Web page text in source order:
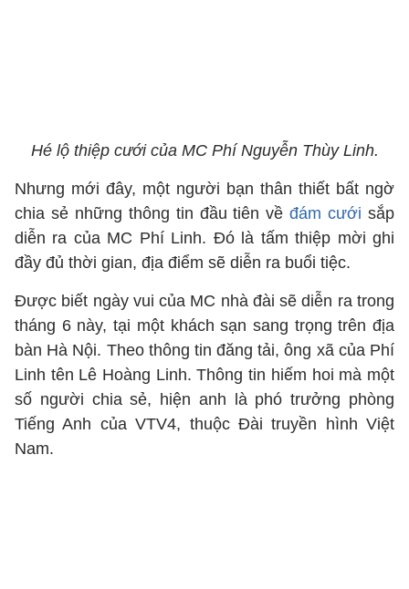
Hé lộ thiệp cưới của MC Phí Nguyễn Thùy Linh.
Nhưng mới đây, một người bạn thân thiết bất ngờ
chia sẻ những thông tin đầu tiên vềđám cưới sắp
diễn ra của MC Phí Linh. Đó là tấm thiệp mời ghi
đầy đủ thời gian, địa điểm sẽ diễn ra buổi tiệc.
Được biết ngày vui của MC nhà đài sẽ diễn ra trong
tháng 6 này, tại một khách sạn sang trọng trên địa
bàn Hà Nội. Theo thông tin đăng tải, ông xã của Phí
Linh tên Lê Hoàng Linh. Thông tin hiếm hoi mà một
số người chia sẻ, hiện anh là phó trưởng phòng
Tiếng Anh của VTV4, thuộc Đài truyền hình Việt
Nam.